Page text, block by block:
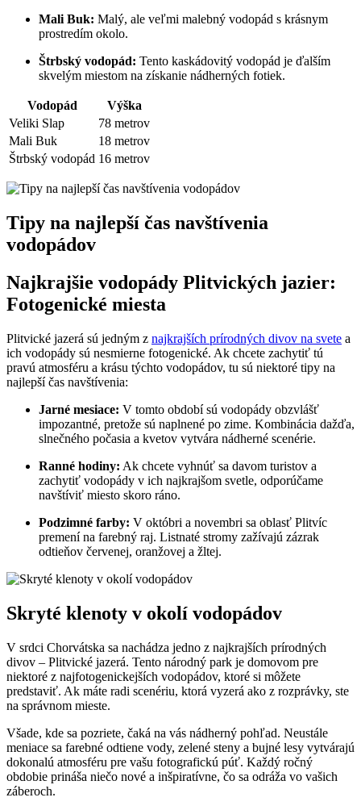
Mali Buk: Malý, ale veľmi malebný vodopád s krásnym
prostredím okolo.
Štrbský vodopád: Tento kaskádovitý vodopád je ďalším
skvelým miestom na získanie nádherných fotiek.
Vodopád
Výška
Veliki Slap
78 metrov
Mali Buk
18 metrov
Štrbský vodopád 16 metrov
Tipy na najlepší čas navštívenia
vodopádov
Najkrajšie vodopády Plitvických jazier:
Fotogenické miesta
Plitvické jazerá sú jedným z najkrajších prírodných divov na svete a
ich vodopády sú nesmierne fotogenické. Ak chcete zachytiť tú
pravú atmosféru a krásu týchto vodopádov, tu sú niektoré tipy na
najlepší čas navštívenia:
Jarné mesiace: V tomto období sú vodopády obzvlášť
impozantné, pretože sú naplnené po zime. Kombinácia dažďa,
slnečného počasia a kvetov vytvára nádherné scenérie.
Ranné hodiny: Ak chcete vyhnúť sa davom turistov a
zachytiť vodopády v ich najkrajšom svetle, odporúčame
navštíviť miesto skoro ráno.
Podzimné farby: V októbri a novembri sa oblasť Plitvíc
premení na farebný raj. Listnaté stromy zažívajú zázrak
odtieňov červenej, oranžovej a žltej.
Skryté klenoty v okolí vodopádov
V srdci Chorvátska sa nachádza jedno z najkrajších prírodných
divov – Plitvické jazerá. Tento národný park je domovom pre
niektoré z najfotogenickejších vodopádov, ktoré si môžete
predstaviť. Ak máte radi scenériu, ktorá vyzerá ako z rozprávky, ste
na správnom mieste.
Všade, kde sa pozriete, čaká na vás nádherný pohľad. Neustále
meniace sa farebné odtiene vody, zelené steny a bujné lesy vytvárajú
dokonalú atmosféru pre vašu fotografickú púť. Každý ročný
obdobie prináša niečo nové a inšpiratívne, čo sa odráža vo vašich
záberoch.